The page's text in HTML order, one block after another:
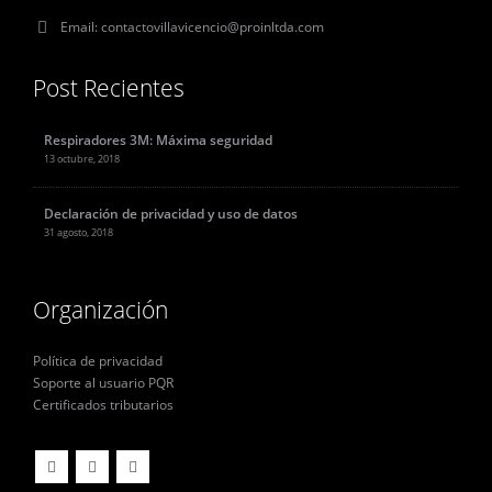
Email:contactovillavicencio@proinltda.com
Post Recientes
Respiradores 3M: Máxima seguridad
13 octubre, 2018
Declaración de privacidad y uso de datos
31 agosto, 2018
Organización
Política de privacidad
Soporte al usuario PQR
Certificados tributarios